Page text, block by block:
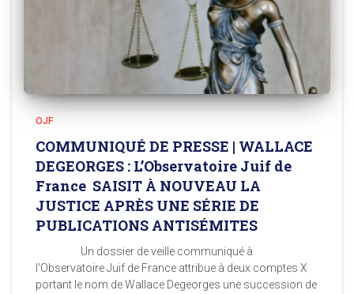
OJF
COMMUNIQUÉ DE PRESSE | WALLACE
DEGEORGES : L’Observatoire Juif de
France SAISIT À NOUVEAU LA
JUSTICE APRÈS UNE SÉRIE DE
PUBLICATIONS ANTISÉMITES
Un dossier de veille communiqué à
l’Observatoire Juif de France attribue à deux comptes X
portant le nom de Wallace Degeorges une succession de